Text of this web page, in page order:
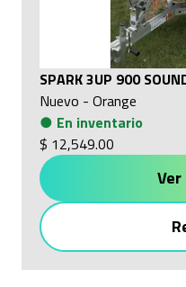
SPARK 3UP 900
Nuevo - Orange
● En inventario
$ 12,549.00